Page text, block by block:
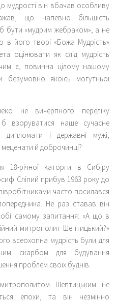
мудрості він вбачав особливу
що напевно більшість
бути «мудрим жебраком», а не
в його творі «Божа Мудрість»
оцінювати як слід мудрість
є, повинна цілому нашому
безумовно якоїсь могутньої
не вичерпного переліку
взоруватися наше сучасне
і державні мужі,
меценати й доброчинці?
18-річної каторги в Сибіру
Сліпий прибув 1963 року до
часто посилався
Не раз ставав він
самому запитання: «А що в
митрополит Шептицький?»
всеохопна мудрість були для
скарбом для будування
проблем своїх буднів.
Шептицьким не
епохи, та він незмінно